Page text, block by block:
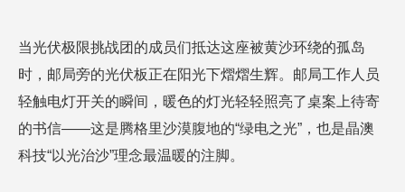
当光伏极限挑战团的成员们抵达这座被黄沙环绕的孤岛
时，邮局旁的光伏板正在阳光下熠熠生辉。邮局工作人员
轻触电灯开关的瞬间，暖色的灯光轻轻照亮了桌案上待寄
的书信——这是腾格里沙漠腹地的“绿电之光”，也是晶澳
科技“以光治沙”理念最温暖的注脚。